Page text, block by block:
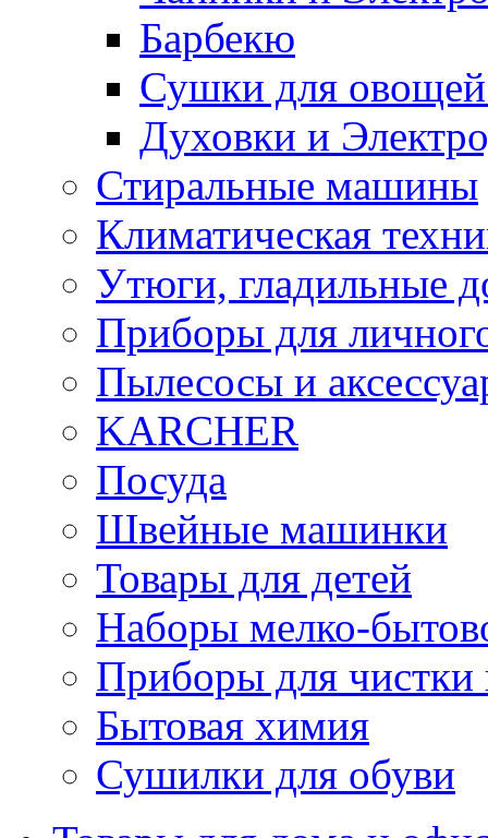
Барбекю
Сушки для
Духовки и
Стиральные машины
Климатическая
Утюги, гладильные
Приборы для
Пылесосы и
KARCHER
Посуда
Швейные машинки
Товары для детей
Наборы мелко-
Приборы для чистки
Бытовая химия
Сушилки для обуви